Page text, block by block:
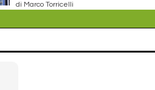
di Marco Torricelli